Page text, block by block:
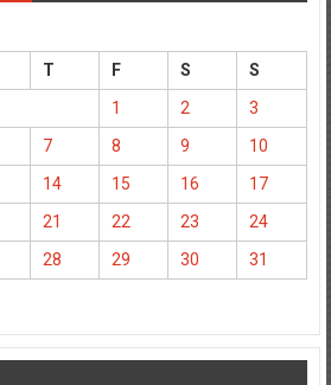
T F S
S
1
2
3
7 8 9
10
14 15 16
17
21 22 23
24
28 29 30 31